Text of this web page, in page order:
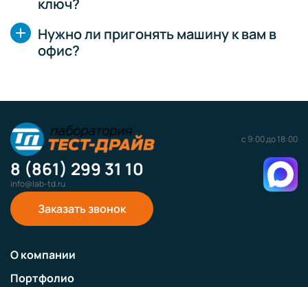
ключ?
Нужно ли пригонять машину к вам в
офис?
с 9:00 до 18:00
8 (861) 299 31 10
info@lab-td.ru
Заказать звонок
О компании
Портфолио